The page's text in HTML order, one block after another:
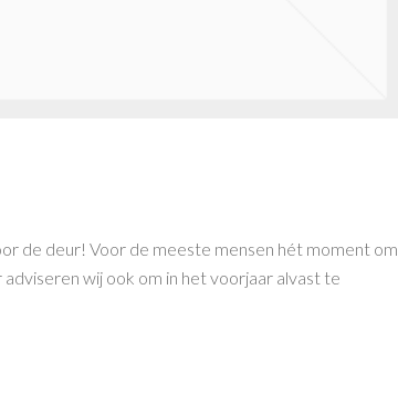
de deur! Voor de meeste mensen hét moment om
wij ook om in het voorjaar alvast te